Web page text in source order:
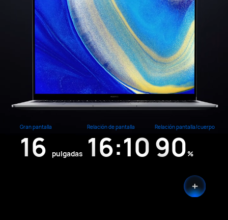
Gran pantalla
16 pulgadas
Relación de pantalla
16:10
Relación pantalla/cuerpo
90%